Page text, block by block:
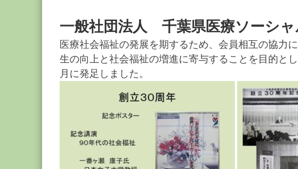
ー
カ
ー
協
会
ぐ
一般社団法人 千葉県医療ソーシャ
医療社会福祉の発展を期するため、会員相互の協力
生の向上と社会福祉の増進に寄与することを目的と
月に発足しました。